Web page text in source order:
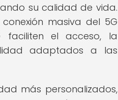
su calidad de vida.
masiva del 5G
faciliten el acceso, la
adaptados a las
más personalizados,